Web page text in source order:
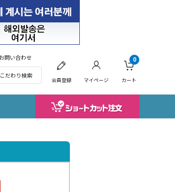
お問い合わせ
こだわり検索
会員登録 マイページ カート
0